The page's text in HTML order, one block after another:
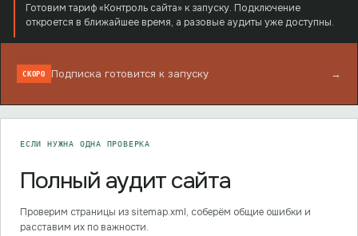
Готовим тариф «Контроль сайта» к запуску. Подключение
откроется в ближайшее время, а разовые аудиты уже доступны.
СКОРО Подписка готовится к запуску →
ЕСЛИ НУЖНА ОДНА ПРОВЕРКА
Полный аудит сайта
Проверим страницы из sitemap.xml, соберём общие ошибки и
расставим их по важности.